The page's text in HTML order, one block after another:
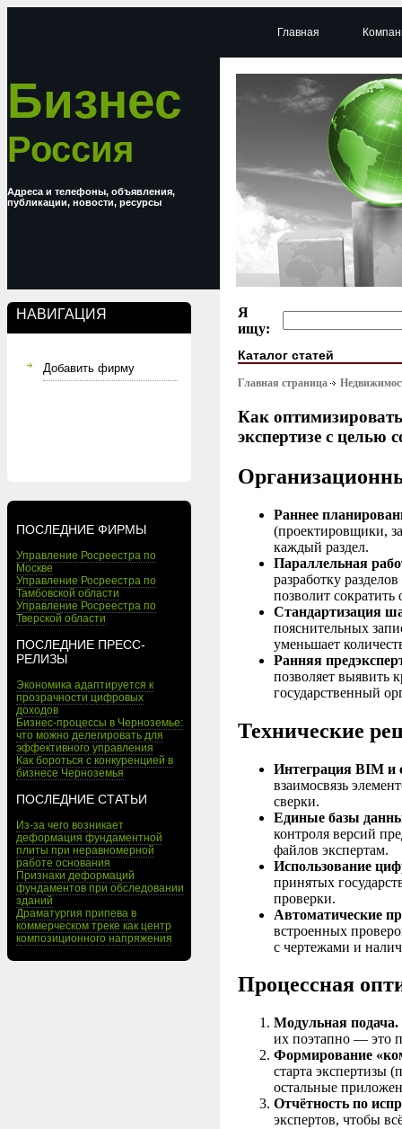
Бизнес
Россия
Адреса и телефоны, объявления,
публикации, новости, ресурсы
НАВИГАЦИЯ
Добавить фирму
ПОСЛЕДНИЕ ФИРМЫ
Управление Росреестра по
Москве
Управление Росреестра по
Тамбовской области
Управление Росреестра по
Тверской области
ПОСЛЕДНИЕ ПРЕСС-
РЕЛИЗЫ
Экономика адаптируется к
прозрачности цифровых
доходов
Бизнес-процессы в Черноземье:
что можно делегировать для
эффективного управления
Как бороться с конкуренцией в
бизнесе Черноземья
ПОСЛЕДНИЕ СТАТЬИ
Из-за чего возникает
деформация фундаментной
плиты при неравномерной
работе основания
Признаки деформаций
фундаментов при обследовании
зданий
Драматургия припева в
коммерческом треке как центр
композиционного напряжения
Главная
Я
ищу:
Каталог статей
Главная страница
Как
экспертизе с целью
Раннее
(проектировщики,
каждый раздел.
Параллельная
разработку
позволит сократить
Стандартизация
пояснительных
уменьшает
Ранняя
позволяет выявить
государственный
Технические
Интеграция BIM и
взаимосвязь
сверки.
Единые базы
контроля версий
файлов экспертам.
Использование
принятых
проверки.
Автоматические
встроенных
с чертежами и
Процессная
Модульная подача.
их поэтапно — это
Формирование
старта экспертизы
остальные
Отчётность по
экспертов, чтобы